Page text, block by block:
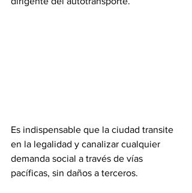
Es indispensable que la ciudad transite
en la legalidad y canalizar cualquier
demanda social a través de vías
pacíficas, sin daños a terceros.